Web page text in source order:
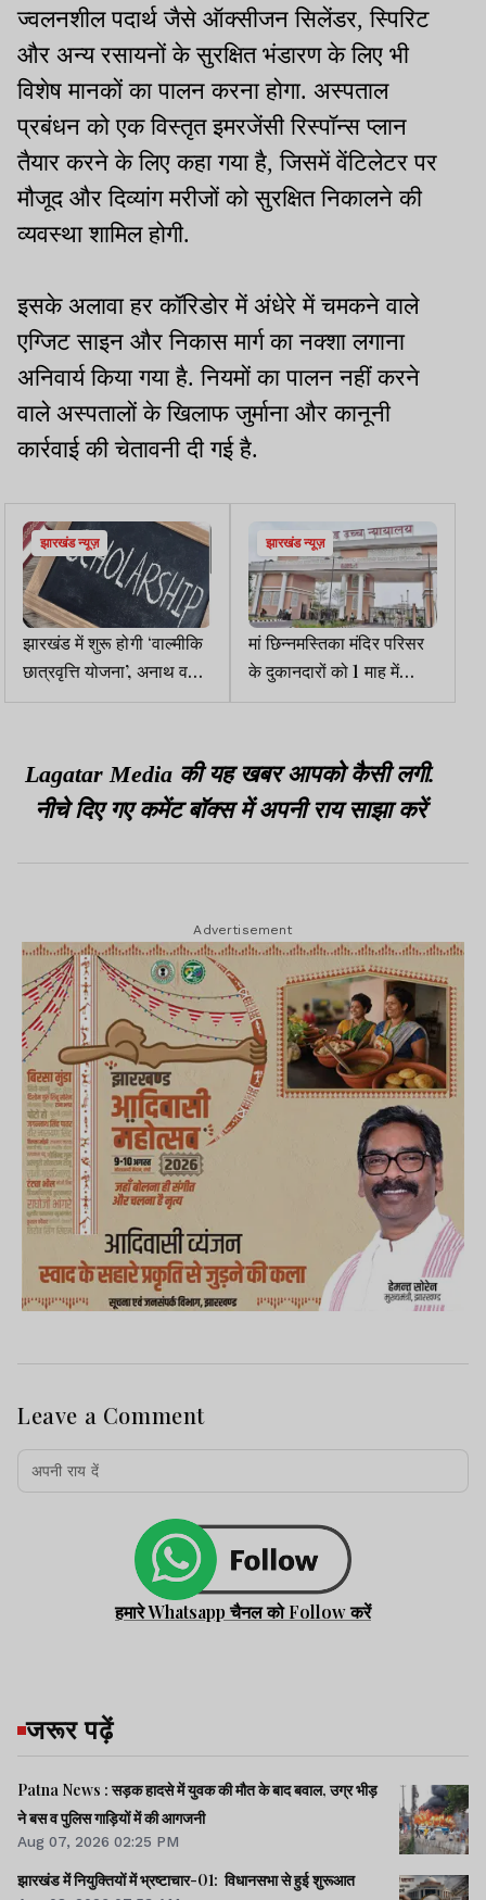
ज्वलनशील पदार्थ जैसे ऑक्सीजन सिलेंडर, स्पिरिट
और अन्य रसायनों के सुरक्षित भंडारण के लिए भी
विशेष मानकों का पालन करना होगा. अस्पताल
प्रबंधन को एक विस्तृत इमरजेंसी रिस्पॉन्स प्लान
तैयार करने के लिए कहा गया है, जिसमें वेंटिलेटर पर
मौजूद और दिव्यांग मरीजों को सुरक्षित निकालने की
व्यवस्था शामिल होगी.
इसके अलावा हर कॉरिडोर में अंधेरे में चमकने वाले
एग्जिट साइन और निकास मार्ग का नक्शा लगाना
अनिवार्य किया गया है. नियमों का पालन नहीं करने
वाले अस्पतालों के खिलाफ जुर्माना और कानूनी
कार्रवाई की चेतावनी दी गई है.
झारखंड न्यूज़
झारखंड में शुरू होगी ‘वाल्मीकि
छात्रवृत्ति योजना’, अनाथ व
दिव्यांग छात्रों की ट्यूशन फीस
झारखंड न्यूज़
मां छिन्नमस्तिका मंदिर परिसर
के दुकानदारों को 1 माह में
पुनर्वासित करने का HC ने
Lagatar Media की यह खबर आपको कैसी लगी.
नीचे दिए गए कमेंट बॉक्स में अपनी राय साझा करें
Advertisement
Leave a Comment
हमारे Whatsapp चैनल को Follow करें
जरूर पढ़ें
Patna News : सड़क हादसे में युवक की मौत के बाद बवाल, उग्र भीड़
ने बस व पुलिस गाड़ियों में की आगजनी
Aug 07, 2026 02:25 PM
झारखंड में नियुक्तियों में भ्रष्टाचार-01: विधानसभा से हुई शुरूआत